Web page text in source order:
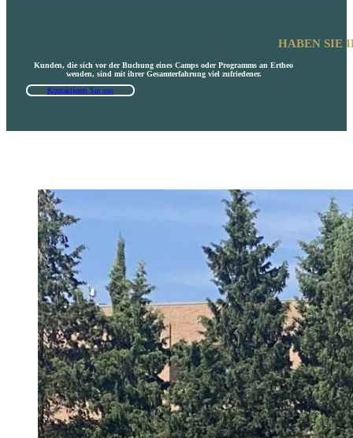
HABEN SIE
Kunden, die sich vor der Buchung eines Camps oder Programms an Ertheo
wenden, sind mit ihrer Gesamterfahrung viel zufriedener.
Kontaktieren Sie uns